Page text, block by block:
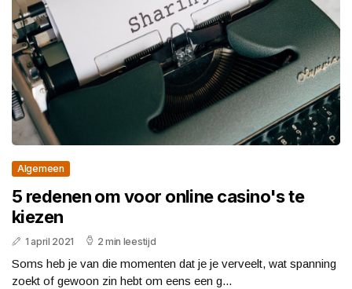
Algemeen
5 redenen om voor online casino's te
kiezen
1 april 2021 2 min leestijd
Soms heb je van die momenten dat je je verveelt, wat spanning
zoekt of gewoon zin hebt om eens een g...